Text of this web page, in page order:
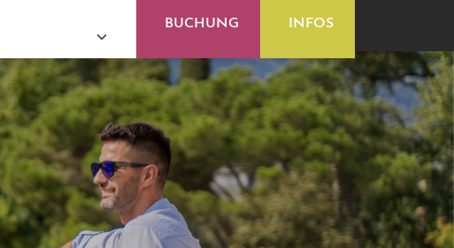
BUCHUNG INFOS